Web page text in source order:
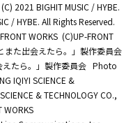
(C) 2021 BIGHIT MUSIC / HYBE.
/ HYBE. All Rights Reserved.
WORKS (C)UP-FRONT
た出会えたら。」製作委員会
たら。」製作委員会 Photo
IQIYI SCIENCE &
& TECHNOLOGY CO.,
WORKS